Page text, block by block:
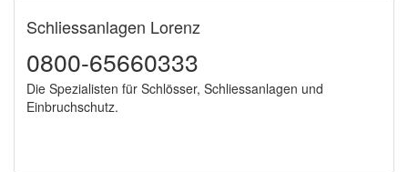
Schliessanlagen Lorenz
0800-65660333
Die Spezialisten für Schlösser, Schliessanlagen und
Einbruchschutz.